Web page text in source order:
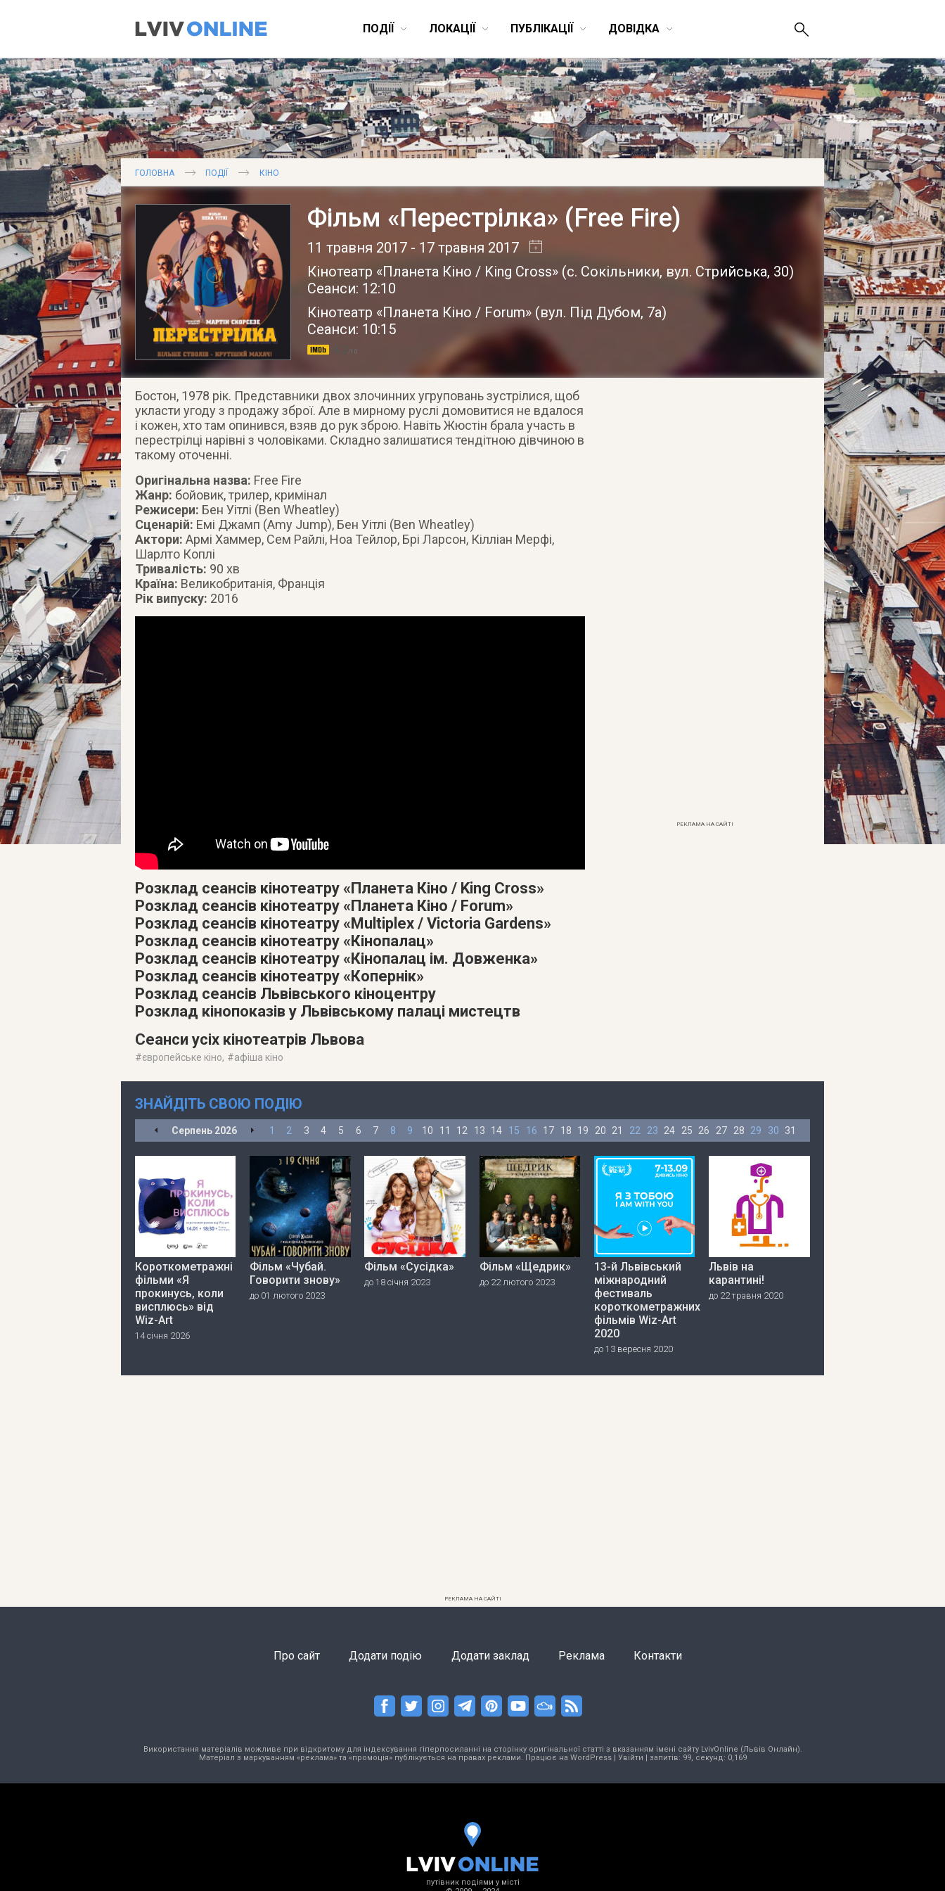
ПОДІЇ ЛОКАЦІЇ ПУБЛІКАЦІЇ ДОВІДКА
ГОЛОВНА ПОДІЇ КІНО
Фільм «Перестрілка» (Free Fire)
11 травня 2017 - 17 травня 2017
Кінотеатр «Планета Кіно / King Cross» (с. Сокільники, вул. Стрийська, 30)
Сеанси: 12:10
Кінотеатр «Планета Кіно / Forum» (вул. Під Дубом, 7а)
Сеанси: 10:15
/10
Бостон, 1978 рік. Представники двох злочинних угруповань зустрілися, щоб
укласти угоду з продажу зброї. Але в мирному руслі домовитися не вдалося
і кожен, хто там опинився, взяв до рук зброю. Навіть Жюстін брала участь в
перестрілці нарівні з чоловіками. Складно залишатися тендітною дівчиною в
такому оточенні.
Оригінальна назва: Free Fire
Жанр: бойовик, трилер, кримінал
Режисери: Бен Уітлі (Ben Wheatley)
Сценарій: Емі Джамп (Amy Jump), Бен Уітлі (Ben Wheatley)
Актори: Армі Хаммер, Сем Райлі, Ноа Тейлор, Брі Ларсон, Кілліан Мерфі,
Шарлто Коплі
Тривалість: 90 хв
Країна: Великобританія, Франція
Рік випуску: 2016
Розклад сеансів кінотеатру «Планета Кіно / King Cross»
Розклад сеансів кінотеатру «Планета Кіно / Forum»
Розклад сеансів кінотеатру «Multiplex / Victoria Gardens»
Розклад сеансів кінотеатру «Кінопалац»
Розклад сеансів кінотеатру «Кінопалац ім. Довженка»
Розклад сеансів кінотеатру «Копернік»
Розклад сеансів Львівського кіноцентру
Розклад кінопоказів у Львівському палаці мистецтв
Сеанси усіх кінотеатрів Львова
#європейське кіно, #афіша кіно
РЕКЛАМА НА САЙТІ
ЗНАЙДІТЬ СВОЮ ПОДІЮ
Серпень 2026 1 2 3 4 5 6 7 8 9 10 11 12 13 14 15 16 17 18 19 20 21 22 23 24 25 26 27 28 29 30 31
Короткометражні
фільми «Я
прокинусь, коли
висплюсь» від
Wiz-Art
14 січня 2026
Фільм «Чубай.
Говорити знову»
до 01 лютого 2023
Фільм «Сусідка»
до 18 січня 2023
Фільм «Щедрик»
до 22 лютого 2023
13-й Львівський
міжнародний
фестиваль
короткометражних
фільмів Wiz-Art
2020
до 13 вересня 2020
Львів на
карантині!
до 22 травня 2020
РЕКЛАМА НА САЙТІ
Про сайт Додати подію Додати заклад Реклама Контакти
Використання матеріалів можливе при відкритому для індексування гіперпосиланні на сторінку оригінальної статті з вказанням імені сайту LvivOnline (Львів Онлайн).
Матеріал з маркуванням «реклама» та «промоція» публікується на правах реклами. Працює на WordPress| Увійти | запитів: 99, секунд: 0,169
путівник подіями у місті